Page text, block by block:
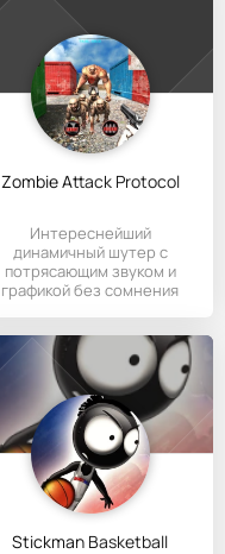
Zombie Attack Protocol
Интереснейший
динамичный шутер с
потрясающим звуком и
графикой без сомнения
Stickman Basketball